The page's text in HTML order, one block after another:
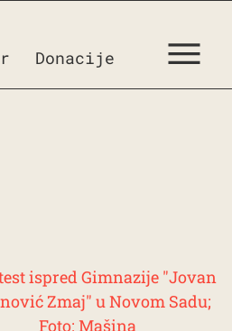
Donacije